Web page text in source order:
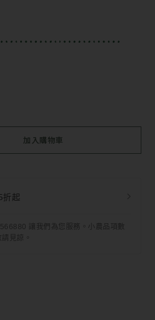
加入購物車
折起
讓我們為您服務。小農品項數
見諒。